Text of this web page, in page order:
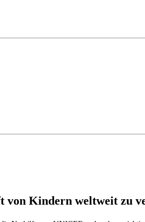
Kindern weltweit zu